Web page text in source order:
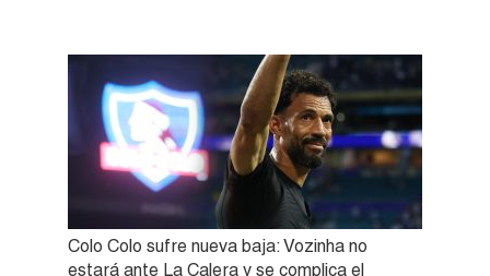
Colo Colo sufre nueva baja: Vozinha no
estará ante La Calera y se complica el